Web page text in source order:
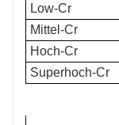
Low-Cr
Mittel-Cr
Hoch-Cr
Superhoch-Cr